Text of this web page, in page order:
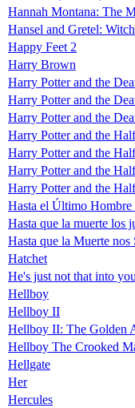
Hannah Montana: The
Hansel and Gretel:
Happy Feet 2
Harry Brown
Harry Potter and the
Harry Potter and the
Harry Potter and the
Harry Potter and the
Harry Potter and the
Harry Potter and the
Harry Potter and the
Hasta el Último
Hasta que la muerte los
Hasta que la Muerte nos
Hatchet
He's just not that into
Hellboy
Hellboy II
Hellboy II: The Golden
Hellboy The Crooked
Hellgate
Her
Hercules